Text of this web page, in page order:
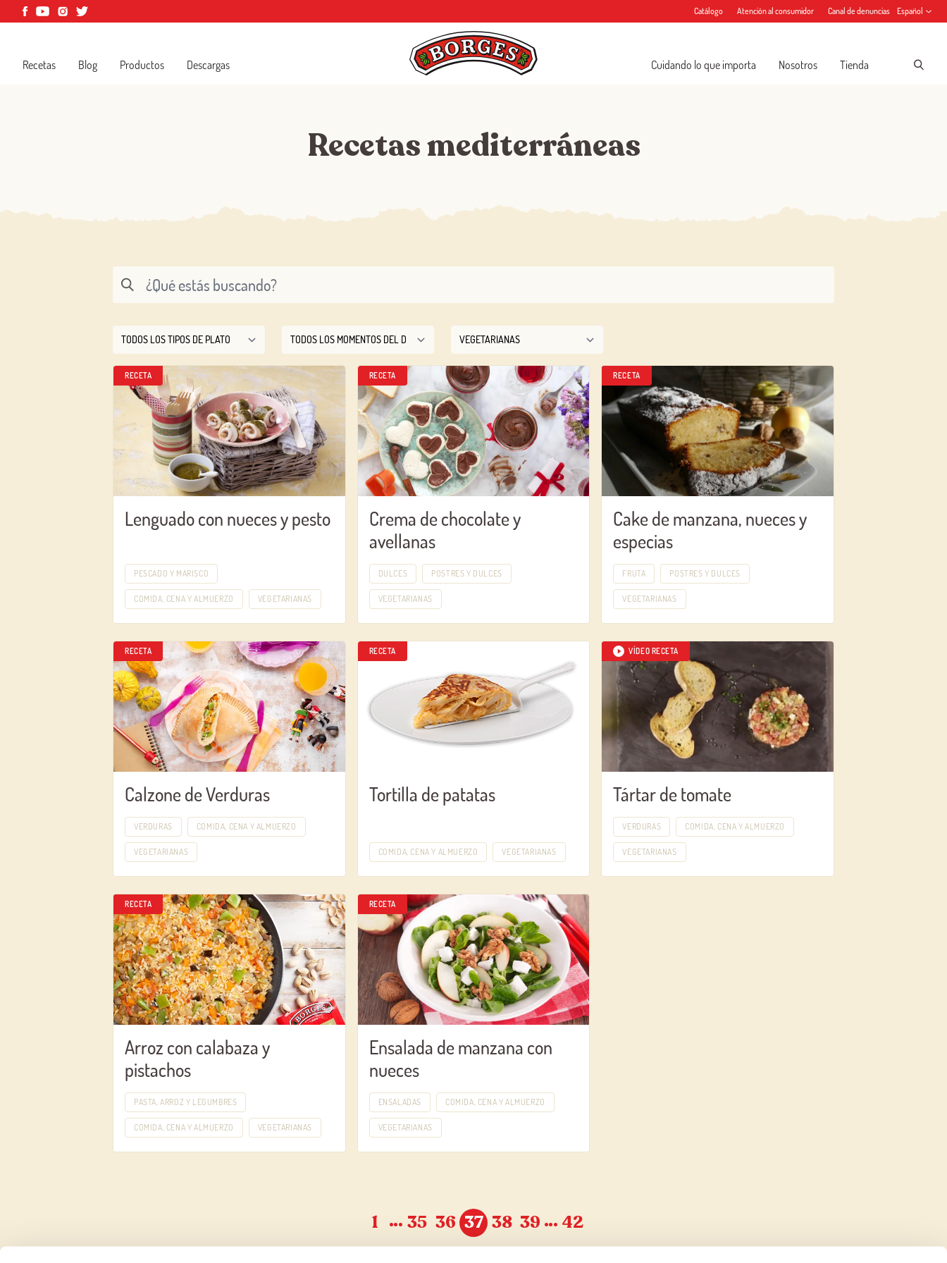
Catálogo Atención al consumidor Canal de denuncias Español
Recetas Blog Productos Descargas Cuidando lo que importa Nosotros Tienda
Recetas mediterráneas
RECETA
Lenguado con nueces y pesto
PESCADO Y MARISCO
COMIDA, CENA Y ALMUERZO VEGETARIANAS
RECETA
Crema de chocolate y
avellanas
DULCES POSTRES Y DULCES
VEGETARIANAS
RECETA
Cake de manzana, nueces y
especias
FRUTA POSTRES Y DULCES
VEGETARIANAS
RECETA
Calzone de Verduras
VERDURAS COMIDA, CENA Y ALMUERZO
VEGETARIANAS
RECETA
Tortilla de patatas
COMIDA, CENA Y ALMUERZO VEGETARIANAS
VÍDEO RECETA
Tártar de tomate
VERDURAS COMIDA, CENA Y ALMUERZO
VEGETARIANAS
RECETA
Arroz con calabaza y
pistachos
PASTA, ARROZ Y LEGUMBRES
COMIDA, CENA Y ALMUERZO VEGETARIANAS
RECETA
Ensalada de manzana con
nueces
ENSALADAS COMIDA, CENA Y ALMUERZO
VEGETARIANAS
1 … 35 36 37 38 39 … 42
Log in with Google
Iniciar sesión con Facebook
O CON TU DIRECCIÓN DE CORREO ELECTRÓNICO
Iniciar sesión